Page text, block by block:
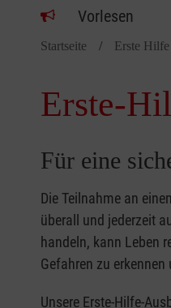
Vorlesen
Startseite Erste Hilfe
Erste-
Für eine
Die Teilnahme an
überall und jederzeit
handeln, kann Leben
Gefahren zu
Unsere Erste-Hilfe-